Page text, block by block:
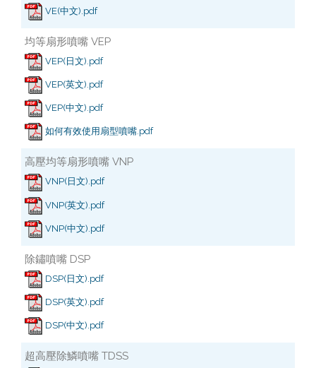
VE(中文).pdf
均等扇形噴嘴 VEP
VEP(日文).pdf
VEP(英文).pdf
VEP(中文).pdf
如何有效使用扇型噴嘴.pdf
高壓均等扇形噴嘴 VNP
VNP(日文).pdf
VNP(英文).pdf
VNP(中文).pdf
除鏽噴嘴 DSP
DSP(日文).pdf
DSP(英文).pdf
DSP(中文).pdf
超高壓除鱗噴嘴 TDSS